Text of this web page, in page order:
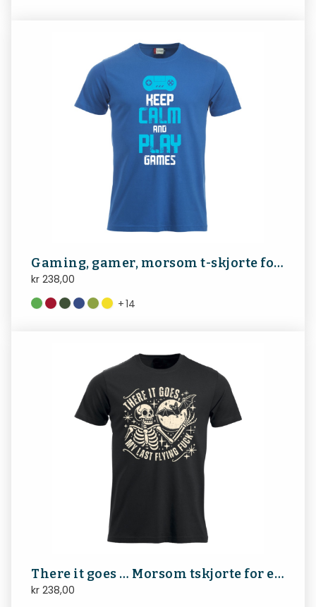
Gaming, gamer, morsom t-skjorte for gamere
kr 238,00
+14
There it goes … Morsom tskjorte for en som ikke kunne brydd seg mindre ;)
kr 238,00